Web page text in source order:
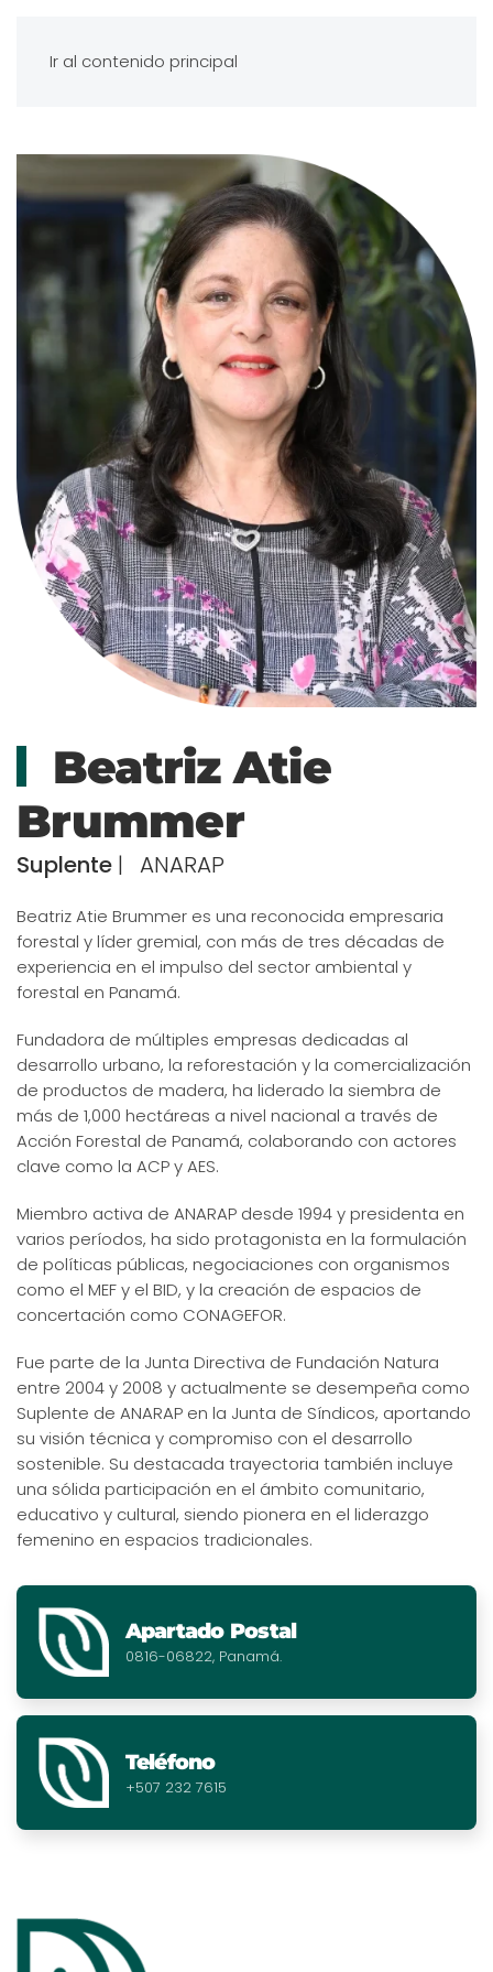
Ir al contenido principal
Beatriz Atie
Brummer
Suplente | ANARAP
Beatriz Atie Brummer es una reconocida empresaria
forestal y líder gremial, con más de tres décadas de
experiencia en el impulso del sector ambiental y
forestal en Panamá.
Fundadora de múltiples empresas dedicadas al
desarrollo urbano, la reforestación y la comercialización
de productos de madera, ha liderado la siembra de
más de 1,000 hectáreas a nivel nacional a través de
Acción Forestal de Panamá, colaborando con actores
clave como la ACP y AES.
Miembro activa de ANARAP desde 1994 y presidenta en
varios períodos, ha sido protagonista en la formulación
de políticas públicas, negociaciones con organismos
como el MEF y el BID, y la creación de espacios de
concertación como CONAGEFOR.
Fue parte de la Junta Directiva de Fundación Natura
entre 2004 y 2008 y actualmente se desempeña como
Suplente de ANARAP en la Junta de Síndicos, aportando
su visión técnica y compromiso con el desarrollo
sostenible. Su destacada trayectoria también incluye
una sólida participación en el ámbito comunitario,
educativo y cultural, siendo pionera en el liderazgo
femenino en espacios tradicionales.
Apartado Postal
0816-06822, Panamá.
Teléfono
+507 232 7615